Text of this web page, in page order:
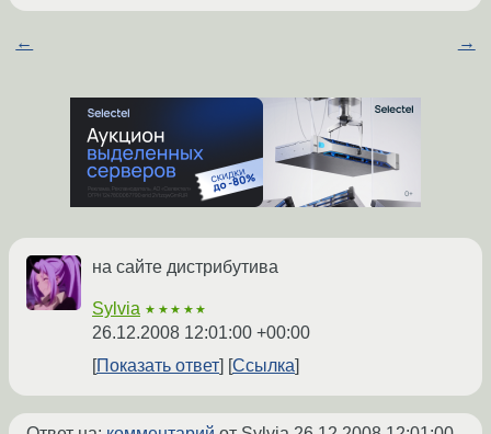
← →
на сайте дистрибутива
Sylvia ★★★★★
26.12.2008 12:01:00 +00:00
Показать ответ
Ссылка